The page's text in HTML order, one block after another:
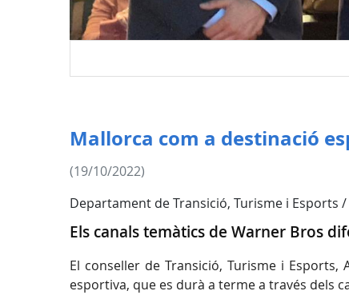
Mallorca com a destinació
(19/10/2022)
Departament de Transició, Turisme i Esports
Els canals temàtics de Warner Bros
El conseller de Transició, Turisme i
esportiva, que es durà a terme a través dels